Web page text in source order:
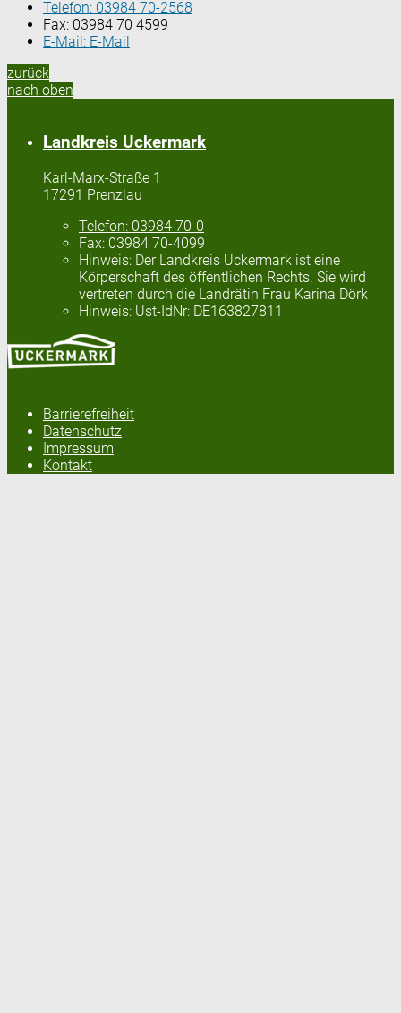
Telefon: 03984 70-2568
Fax: 03984 70 4599
E-Mail: E-Mail
zurück
nach oben
Landkreis Uckermark
Karl-Marx-Straße 1
17291 Prenzlau
Telefon: 03984 70-0
Fax: 03984 70-4099
Hinweis: Der Landkreis Uckermark ist eine
Körperschaft des öffentlichen Rechts. Sie wird
vertreten durch die Landrätin Frau Karina Dörk
Hinweis: Ust-IdNr: DE163827811
Barrierefreiheit
Datenschutz
Impressum
Kontakt